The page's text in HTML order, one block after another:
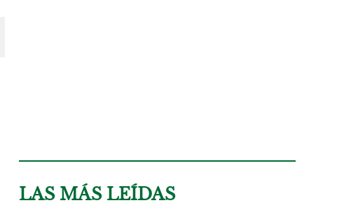
LAS MÁS LEÍDAS